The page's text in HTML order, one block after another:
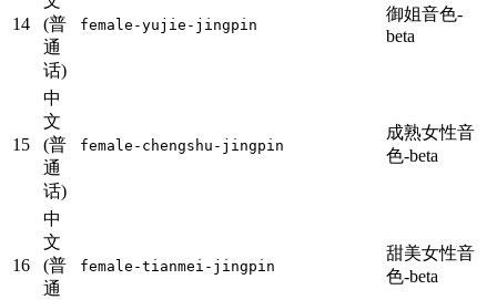
14
(普
通
话)
female-yujie-jingpin
御姐音色-
beta
15
中
文
(普
通
话)
female-chengshu-jingpin
成熟女性音
色-beta
16
中
文
(普
通
female-tianmei-jingpin
甜美女性音
色-beta